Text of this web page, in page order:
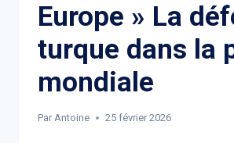
Europe » La
turque dans la
mondiale
Par Antoine 25 février 2026